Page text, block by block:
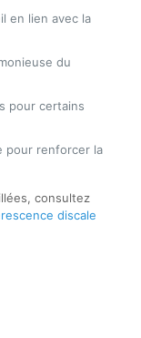
en lien avec la
du
pour certains
pour renforcer la
consultez
discale